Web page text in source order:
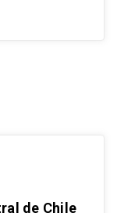
de Chile